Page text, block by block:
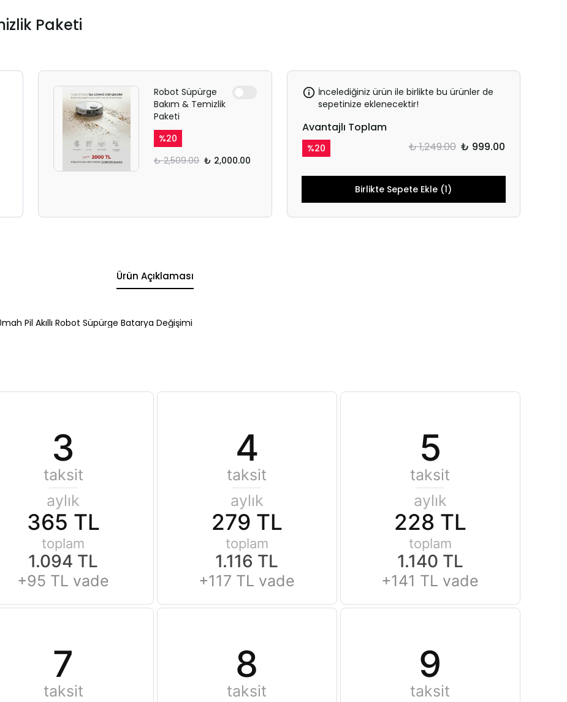
Paketi
Robot Süpürge
Bakım & Temizlik
Paketi
%20
₺ 2,509.00 ₺ 2,000.00
İncelediğiniz ürün ile birlikte bu ürünler de
sepetinize eklenecektir!
Avantajlı Toplam
%20 ₺ 1,249.00 ₺ 999.00
Birlikte Sepete Ekle (1)
Ürün Açıklaması
Pil Akıllı Robot Süpürge Batarya Değişimi
3
taksit
aylık
365 TL
toplam
1.094 TL
+95 TL vade
4
taksit
aylık
279 TL
toplam
1.116 TL
+117 TL vade
5
taksit
aylık
228 TL
toplam
1.140 TL
+141 TL vade
7
taksit
8
taksit
9
taksit